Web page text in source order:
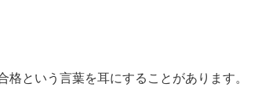
格という言葉を耳にすることがあります。